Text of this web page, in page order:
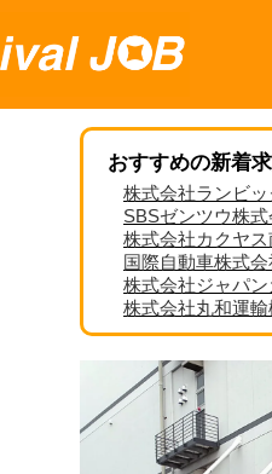
おすすめの新着
株式会社ランビ
SBSゼンツウ株
株式会社カクヤ
国際自動車株式
株式会社ジャパ
株式会社丸和運